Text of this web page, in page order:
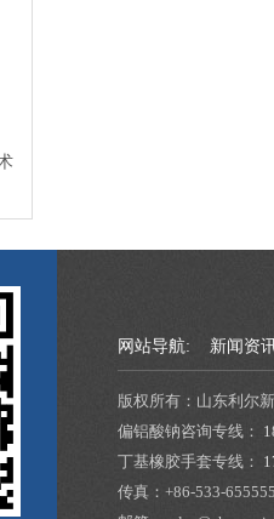
网站导航: 新闻资
版权所有：山东利尔
偏铝酸钠咨询专线：
丁基橡胶手套专线：
传真： +86-533-